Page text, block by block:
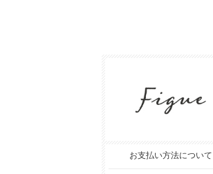
お支払い方法について